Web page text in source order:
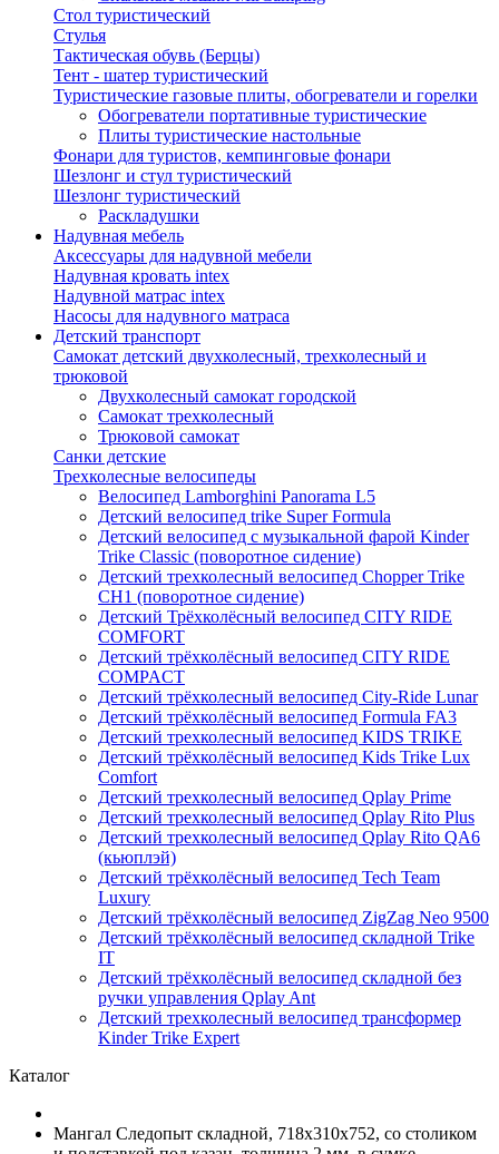
Стол туристический
Стулья
Тактическая обувь (Берцы)
Тент - шатер туристический
Туристические газовые плиты, обогреватели и горелки
Обогреватели портативные туристические
Плиты туристические настольные
Фонари для туристов, кемпинговые фонари
Шезлонг и стул туристический
Шезлонг туристический
Раскладушки
Надувная мебель
Аксессуары для надувной мебели
Надувная кровать intex
Надувной матрас intex
Насосы для надувного матраса
Детский транспорт
Самокат детский двухколесный, трехколесный и
трюковой
Двухколесный самокат городской
Самокат трехколесный
Трюковой самокат
Санки детские
Трехколесные велосипеды
Велосипед Lamborghini Panorama L5
Детский велосипед trike Super Formula
Детский велосипед с музыкальной фарой Kinder
Trike Classic (поворотное сидение)
Детский трехколесный велосипед Chopper Trike
CH1 (поворотное сидение)
Детский Трёхколёсный велосипед CITY RIDE
COMFORT
Детский трёхколёсный велосипед CITY RIDE
COMPACT
Детский трёхколесный велосипед City-Ride Lunar
Детский трёхколёсный велосипед Formula FA3
Детский трехколесный велосипед KIDS TRIKE
Детский трёхколёсный велосипед Kids Trike Lux
Comfort
Детский трехколесный велосипед Qplay Prime
Детский трехколесный велосипед Qplay Rito Plus
Детский трехколесный велосипед Qplay Rito QA6
(кьюплэй)
Детский трёхколёсный велосипед Tech Team
Luxury
Детский трёхколёсный велосипед ZigZag Neo 9500
Детский трёхколёсный велосипед складной Trike
IT
Детский трёхколёсный велосипед складной без
ручки управления Qplay Ant
Детский трехколесный велосипед трансформер
Kinder Trike Expert
Каталог
Мангал Следопыт складной, 718х310х752, со столиком